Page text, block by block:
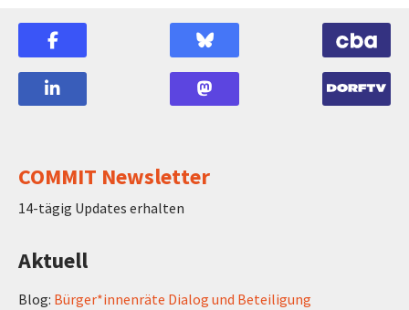
COMMIT Newsletter
14-tägig Updates erhalten
Aktuell
Blog: Bürger*innenräte Dialog und Beteiligung